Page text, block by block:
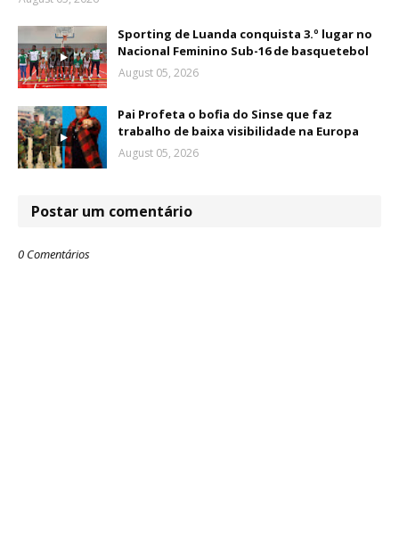
Sporting de Luanda conquista 3.º lugar no
Nacional Feminino Sub-16 de basquetebol
August 05, 2026
Pai Profeta o bofia do Sinse que faz
trabalho de baixa visibilidade na Europa
August 05, 2026
Postar um comentário
0 Comentários